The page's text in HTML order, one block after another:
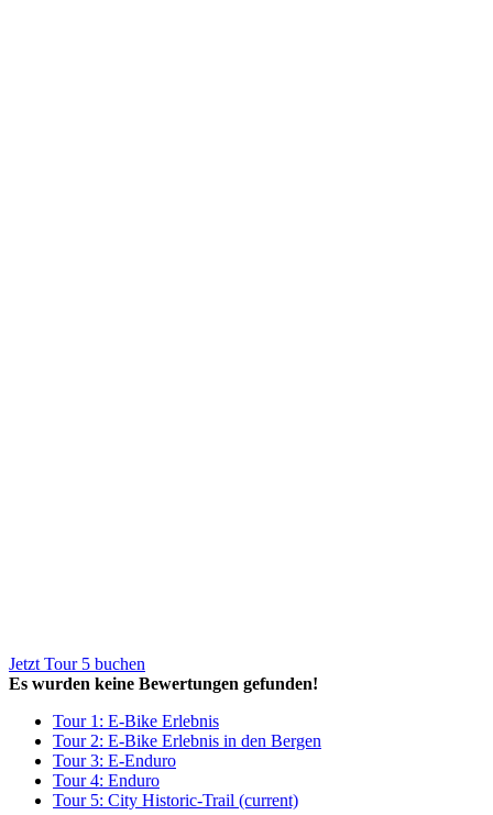
Jetzt Tour 5 buchen
Es wurden keine Bewertungen gefunden!
Tour 1: E-Bike Erlebnis
Tour 2: E-Bike Erlebnis in den Bergen
Tour 3: E-Enduro
Tour 4: Enduro
Tour 5: City Historic-Trail (current)